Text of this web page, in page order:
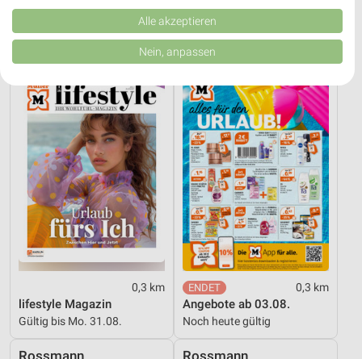
Gültig bis Sa. 15.08. Gültig bis Mi. 30.09.
0,3 km
lifestyle Magazin
Gültig bis Mo. 31.08.
Müller
0,3 km
Angebote ab 03.08.
Noch heute gültig
Rossmann Rossmann
Kombinationen von Daten aus verschiedenen Quellen. Entwicklung und
Verbesserung der Angebote. Verwendung reduzierter Daten zur Auswahl
von Inhalten.
Daten können außerhalb der Europäischen Union weitergegeben und in die
Website/App.
Partnerliste anzeigen (1 IAB-Anbieter)
Wir nutzen Ihre Daten für folgende Zwecke:
IAB-Verarbeitungszwecke:
Speichern von oder Zugriff auf Informationen
auf einem Endgerät
Verwendung reduzierter Daten zur Auswahl von
Werbeanzeigen
Erstellung von Profilen für personalisierte
Verwendung von Profilen zur Auswahl
personalisierter Werbung
Alle akzeptieren
Nein, anpassen